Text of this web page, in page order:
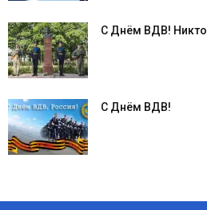
С Днём ВДВ!
С Днём ВДВ!